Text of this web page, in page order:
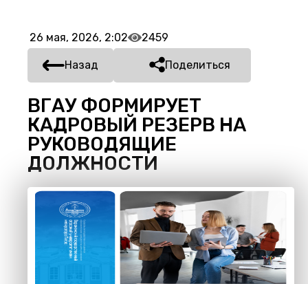
26 мая, 2026, 2:02 2459
Назад Поделиться
ВГАУ ФОРМИРУЕТ
КАДРОВЫЙ РЕЗЕРВ НА
РУКОВОДЯЩИЕ
ДОЛЖНОСТИ